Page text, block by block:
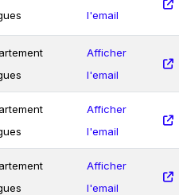
l'email
Afficher
l'email
Afficher
l'email
Afficher
l'email